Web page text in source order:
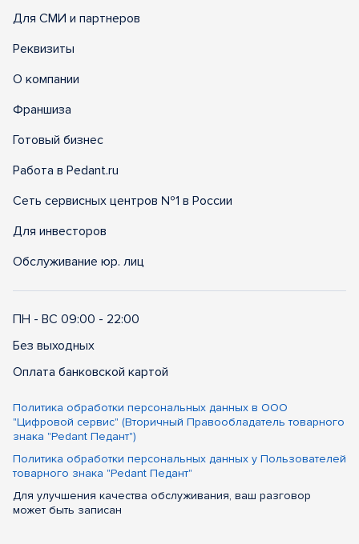
Для СМИ и партнеров
Реквизиты
О компании
Франшиза
Готовый бизнес
Работа в Pedant.ru
Сеть сервисных центров №1 в России
Для инвесторов
Обслуживание юр. лиц
ПН - ВС 09:00 - 22:00
Без выходных
Оплата банковской картой
Политика обработки персональных данных в ООО
"Цифровой сервис" (Вторичный Правообладатель товарного
знака "Pedant Педант")
Политика обработки персональных данных у Пользователей
товарного знака "Pedant Педант"
Для улучшения качества обслуживания, ваш разговор
может быть записан